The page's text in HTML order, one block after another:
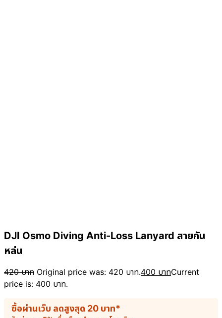
DJI Osmo Diving Anti-Loss Lanyard สายกัน
หล่น
420บาท Original price was: 420 บาท.400 บาทCurrent
price is: 400 บาท.
ซื้อผ่านเว็บ ลดสูงสุด 20 บาท*